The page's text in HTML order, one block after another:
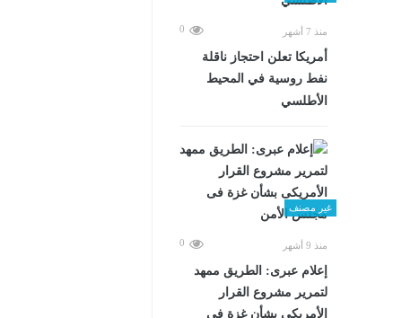
منذ 7 أشهر 0
أمريكا تعلن احتجاز ناقلة
نفط روسية في المحيط
الأطلسي
غير مصنف
منذ 9 أشهر 0
إعلام عبرى: الطريق ممهد
لتمرير مشروع القرار
الأمريكى بشأن غزة فى